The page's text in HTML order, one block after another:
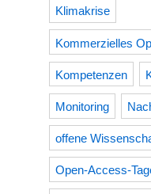
Klimakrise
Kommerzielles
Kompetenzen
Monitoring
offene
Open-Access-